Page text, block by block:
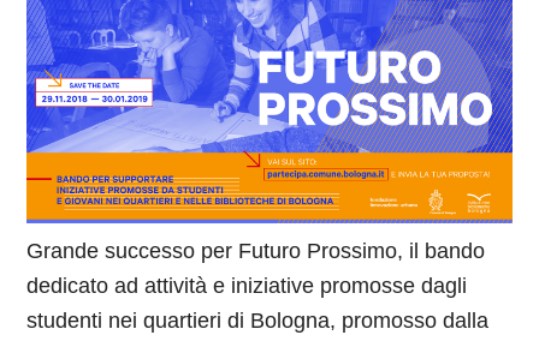
Grande successo per Futuro Prossimo, il bando
dedicato ad attività e iniziative promosse dagli
studenti nei quartieri di Bologna, promosso dalla